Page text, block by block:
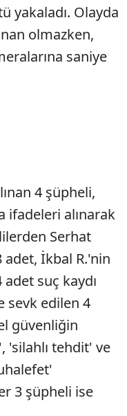
yakaladı. Olayda
olmazken,
saniye
4 şüpheli,
ifadeleri alınarak
Serhat
adet, İkbal R.'nin
suç kaydı
sevk edilen 4
güvenliğin
'silahlı tehdit' ve
3 şüpheli ise